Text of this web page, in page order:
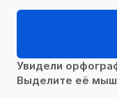
Увидели
Выделите её